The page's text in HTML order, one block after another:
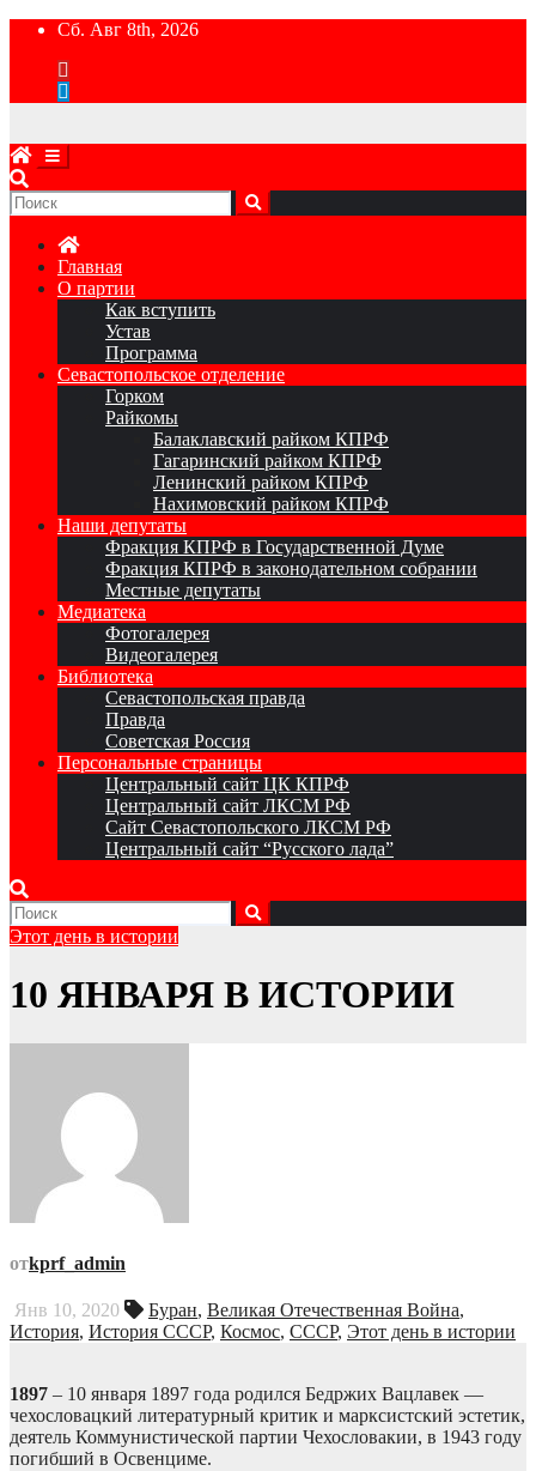
Перейти
содержимому
Сб. Авг 8th, 2026
Главная
О партии
Как вступить
Устав
Программа
Севастопольское отделение
Горком
Райкомы
Балаклавский райком КПРФ
Гагаринский райком КПРФ
Ленинский райком КПРФ
Нахимовский райком КПРФ
Наши депутаты
Фракция КПРФ в Государственной Думе
Фракция КПРФ в законодательном собрании
Местные депутаты
Медиатека
Фотогалерея
Видеогалерея
Библиотека
Севастопольская правда
Правда
Советская Россия
Персональные страницы
Центральный сайт ЦК КПРФ
Центральный сайт ЛКСМ РФ
Сайт Севастопольского ЛКСМ РФ
Центральный сайт “Русского лада”
Этот день в истории
10 ЯНВАРЯ В ИСТОРИИ
отkprf_admin
Янв 10, 2020 Буран, Великая Отечественная Война,
История, История СССР, Космос, СССР, Этот день в истории
1897 – 10 января 1897 года родился Бедржих Вацлавек —
чехословацкий литературный критик и марксистский эстетик,
деятель Коммунистической партии Чехословакии, в 1943 году
погибший в Освенциме.